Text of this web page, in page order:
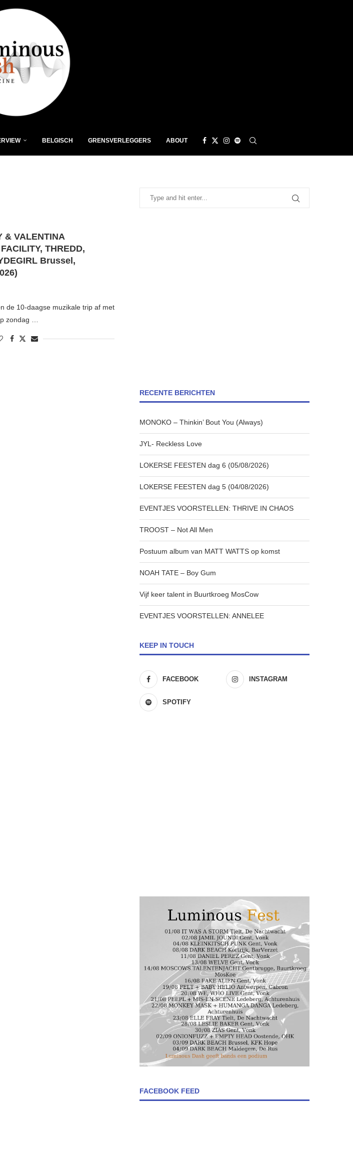
BELGISCH GRENSVERLEGGERS ABOUT
& VALENTINA
THREDD,
Brussel,
de 10-daagse muzikale trip af met
zondag …
RECENTE BERICHTEN
MONOKO – Thinkin’ Bout You (Always)
JYL- Reckless Love
LOKERSE FEESTEN dag 6 (05/08/2026)
LOKERSE FEESTEN dag 5 (04/08/2026)
EVENTJES VOORSTELLEN: THRIVE IN CHAOS
TROOST – Not All Men
Postuum album van MATT WATTS op komst
NOAH TATE – Boy Gum
Vijf keer talent in Buurtkroeg MosCow
EVENTJES VOORSTELLEN: ANNELEE
KEEP IN TOUCH
FACEBOOK INSTAGRAM
SPOTIFY
FACEBOOK FEED